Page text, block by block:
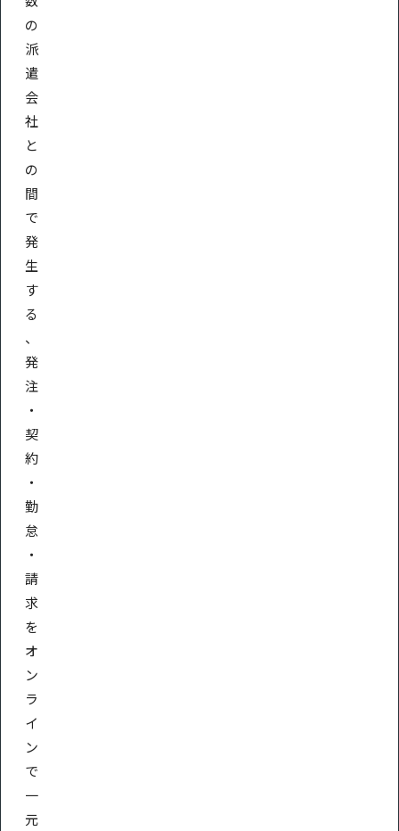
の
派
遣
会
社
と
の
間
で
発
生
す
る
、
発
注
・
契
約
・
勤
怠
・
請
求
を
オ
ン
ラ
イ
ン
で
一
元